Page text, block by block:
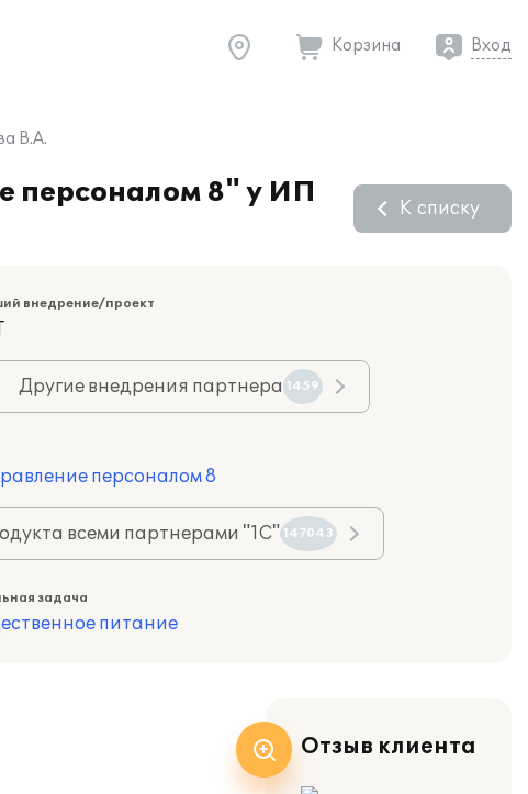
Корзина Вход
В.А.
персоналом 8" у ИП
К списку
внедрение/проект
Другие внедрения партнера 1459
персоналом 8
всеми партнерами "1С" 147043
задача
питание
Отзыв клиента